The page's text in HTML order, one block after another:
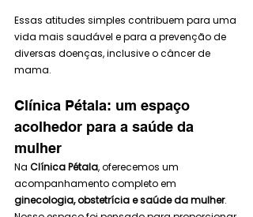
Essas atitudes simples contribuem para uma
vida mais saudável e para a prevenção de
diversas doenças, inclusive o câncer de
mama.
Clínica Pétala: um espaço
acolhedor para a saúde da
mulher
Na Clínica Pétala, oferecemos um
acompanhamento completo em
ginecologia, obstetrícia e saúde da mulher.